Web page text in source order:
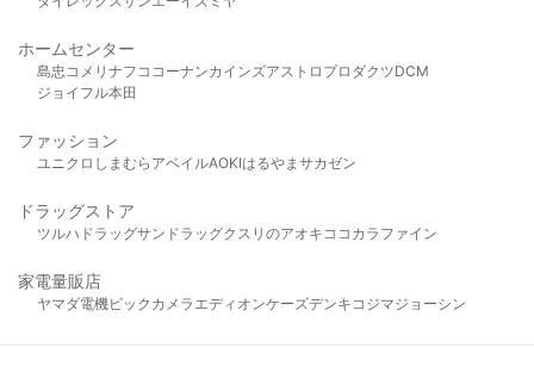
ホームセンター
島忠 コメリ ナフコ コーナンカインズアストロプロダクツDCM
ジョイフル本田
ファッション
ユニクロ しまむら アベイルAOKIはるやま サカゼン
ドラッグストア
ツルハドラッグサンドラッグクスリのアオキ ココカラファイン
家電量販店
ヤマダ電機ビックカメラ エディオンケーズデンキ コジマジョーシン